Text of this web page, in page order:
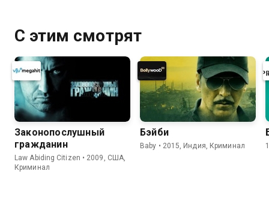
С этим смотрят
Законопослушный
гражданин
Law Abiding Citizen • 2009, США,
Криминал
Бэйби
Baby • 2015, Индия, Криминал